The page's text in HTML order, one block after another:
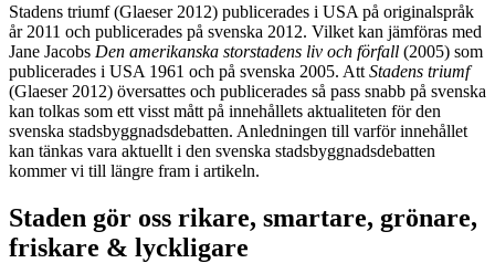
Stadens triumf (Glaeser 2012) publicerades i USA på originalspråk
år 2011 och publicerades på svenska 2012. Vilket kan jämföras med
Jane Jacobs Den amerikanska storstadens liv och förfall (2005) som
publicerades i USA 1961 och på svenska 2005. Att Stadens triumf
(Glaeser 2012) översattes och publicerades så pass snabb på svenska
kan tolkas som ett visst mått på innehållets aktualiteten för den
svenska stadsbyggnadsdebatten. Anledningen till varför innehållet
kan tänkas vara aktuellt i den svenska stadsbyggnadsdebatten
kommer vi till längre fram i artikeln.
Staden gör oss rikare, smartare, grönare,
friskare & lyckligare